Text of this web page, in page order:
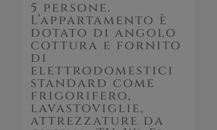
5 persone.
L’appartamento è
dotato di angolo
cottura e fornito
di
elettrodomestici
standard come
frigorifero,
lavastoviglie,
attrezzature da